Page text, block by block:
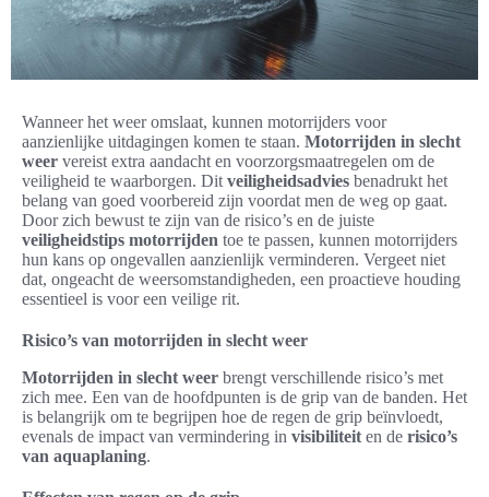
Wanneer het weer omslaat, kunnen motorrijders voor
aanzienlijke uitdagingen komen te staan. Motorrijden in slecht
weer vereist extra aandacht en voorzorgsmaatregelen om de
veiligheid te waarborgen. Dit veiligheidsadvies benadrukt het
belang van goed voorbereid zijn voordat men de weg op gaat.
Door zich bewust te zijn van de risico’s en de juiste
veiligheidstips motorrijden toe te passen, kunnen motorrijders
hun kans op ongevallen aanzienlijk verminderen. Vergeet niet
dat, ongeacht de weersomstandigheden, een proactieve houding
essentieel is voor een veilige rit.
Risico’s van motorrijden in slecht weer
Motorrijden in slecht weer brengt verschillende risico’s met
zich mee. Een van de hoofdpunten is de grip van de banden. Het
is belangrijk om te begrijpen hoe de regen de grip beïnvloedt,
evenals de impact van vermindering in visibiliteit en de risico’s
van aquaplaning.